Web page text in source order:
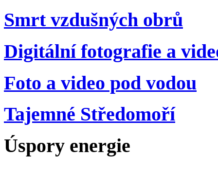
Smrt vzdušných obrů
Digitální fotografie a
Foto a video pod vodou
Tajemné Středomoří
Úspory energie